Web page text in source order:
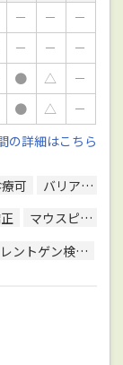
－ －
－
－ －
－
● △
－
● △
－
の詳細はこちら
可
バリアフリー対応
マウスピース型装置を用いた矯正
レントゲン検査